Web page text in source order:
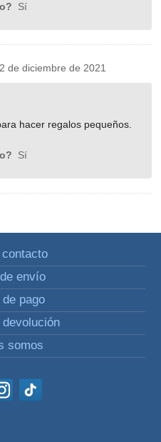
Sí
diciembre de 2021
hacer regalos pequeños.
Sí
envío
pago
somos